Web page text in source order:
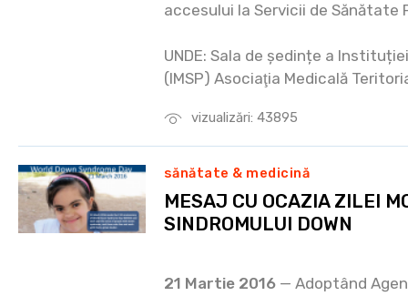
vizualizări: 43895
accesului la Servicii de Sănătate
UNDE: Sala de ședințe a
(IMSP) Asociaţia Medicală
sănătate & medicină
MESAJ CU OCAZIA ZILEI
SINDROMULUI DOWN
21 Martie 2016 — Adoptând